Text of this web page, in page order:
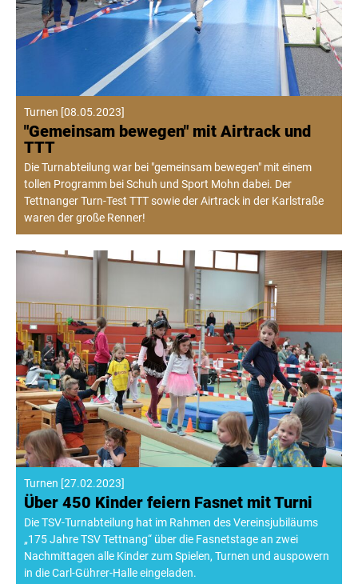
Turnen [08.05.2023]
"Gemeinsam bewegen" mit Airtrack und
TTT
Die Turnabteilung war bei "gemeinsam bewegen" mit einem
tollen Programm bei Schuh und Sport Mohn dabei. Der
Tettnanger Turn-Test TTT sowie der Airtrack in der Karlstraße
waren der große Renner!
Turnen [27.02.2023]
Über 450 Kinder feiern Fasnet mit Turni
Die TSV-Turnabteilung hat im Rahmen des Vereinsjubiläums
„175 Jahre TSV Tettnang“ über die Fasnetstage an zwei
Nachmittagen alle Kinder zum Spielen, Turnen und auspowern
in die Carl-Gührer-Halle eingeladen.